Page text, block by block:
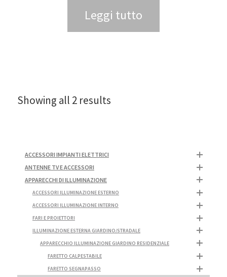
Leggi tutto
Showing all 2 results
ACCESSORI IMPIANTI ELETTRICI
ANTENNE TV E ACCESSORI
APPARECCHI DI ILLUMINAZIONE
ACCESSORI ILLUMINAZIONE ESTERNO
ACCESSORI ILLUMINAZIONE INTERNO
FARI E PROIETTORI
ILLUMINAZIONE ESTERNA GIARDINO/STRADALE
APPARECCHIO ILLUMINAZIONE GIARDINO RESIDENZIALE
FARETTO CALPESTABILE
FARETTO SEGNAPASSO